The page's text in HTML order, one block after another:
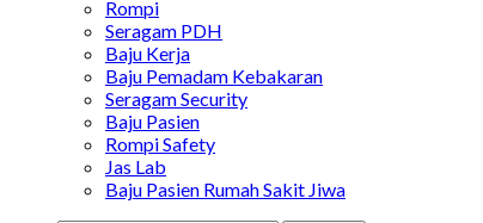
Rompi
Seragam PDH
Baju Kerja
Baju Pemadam Kebakaran
Seragam Security
Baju Pasien
Rompi Safety
Jas Lab
Baju Pasien Rumah Sakit Jiwa